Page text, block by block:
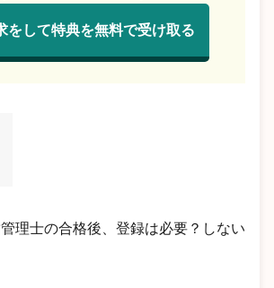
をして特典を無料で受け取る
理士の合格後、登録は必要？しない